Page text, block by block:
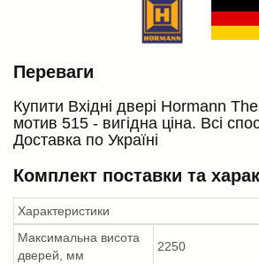
Переваги
Купити Вхідні двері Hormann
мотив 515 - вигідна ціна. Всі
Доставка по Україні
Комплект поставки та
Характеристики
Максимальна висота
дверей, мм
2250